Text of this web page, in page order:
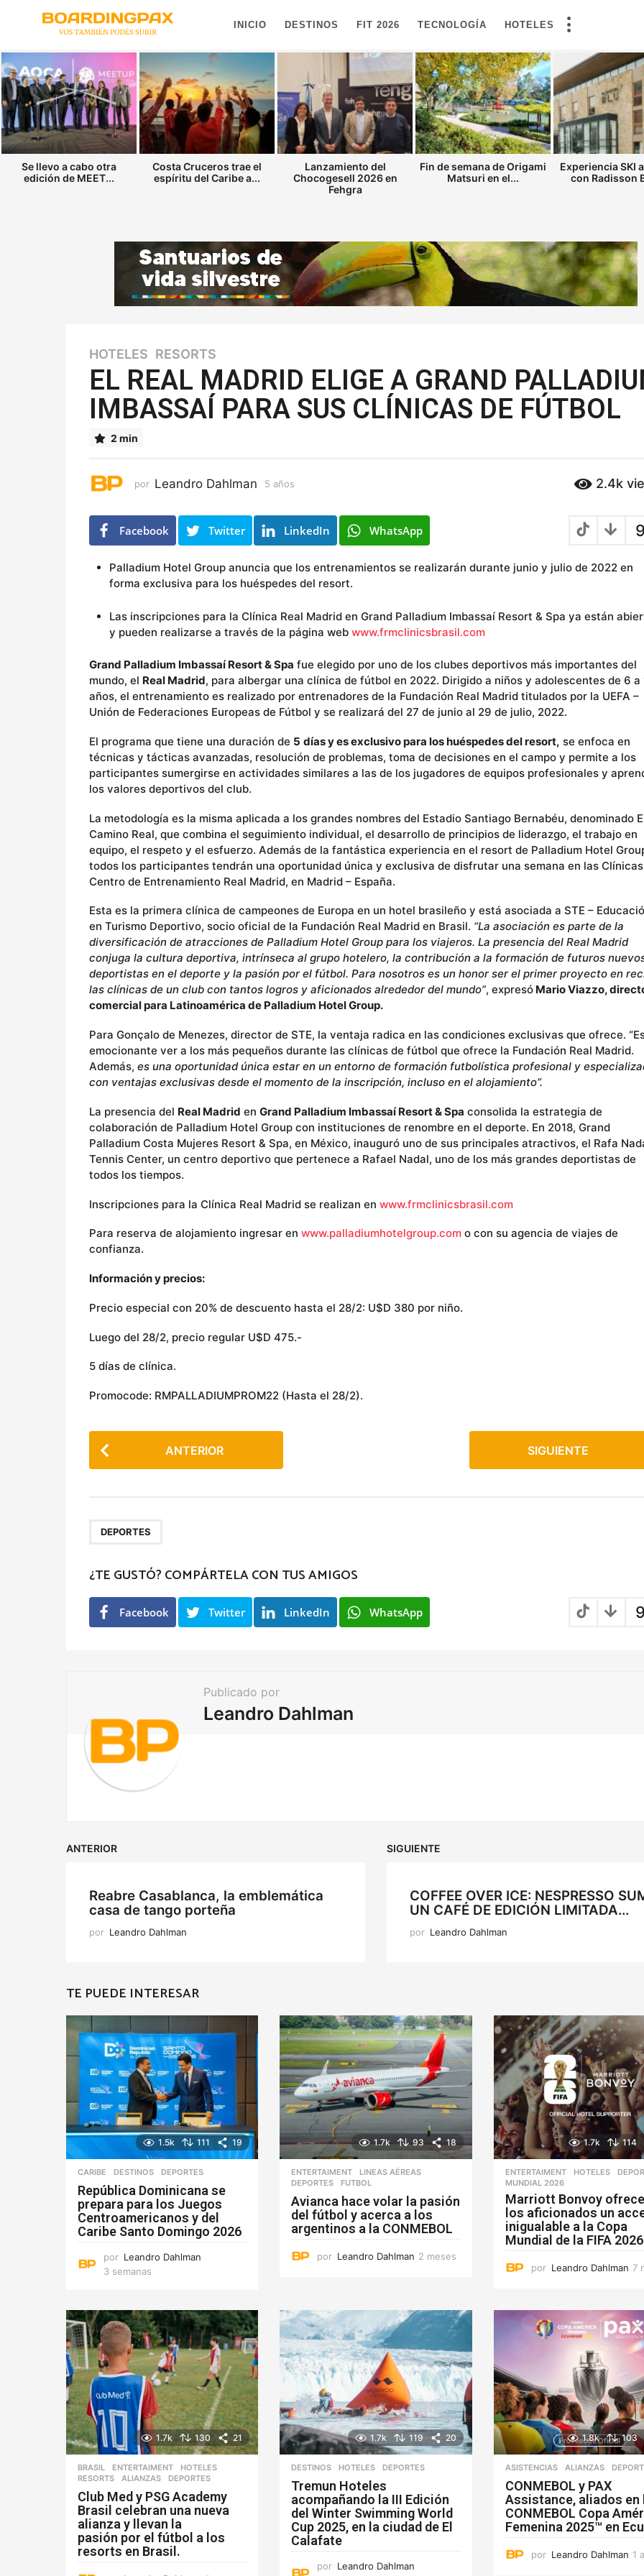
INICIO DESTINOS FIT 2026 TECNOLOGÍA HOTELES
Se llevo a cabo otra
edición de MEET...
Costa Cruceros trae el
espíritu del Caribe a...
Lanzamiento del
Chocogesell 2026 en
Fehgra
Fin de semana de Origami
Matsuri en el...
Experiencia SKI
con Radisson
5
a
ñ
o
s
5
o
HOTELES ,RESORTS
EL REAL MADRID ELIGE A GRAND
IMBASSAÍ PARA SUS CLÍNICAS DE FÚTBOL
2 min
por Leandro Dahlman 5 años
s
2.4k
Facebook Twitter LinkedIn WhatsApp
Palladium Hotel Group anuncia que los entrenamientos se realizarán durante junio y julio de 2022 en
forma exclusiva para los huéspedes del resort.
Las inscripciones para la Clínica Real Madrid en Grand Palladium Imbassaí Resort & Spa ya están
y pueden realizarse a través de la página webwww.frmclinicsbrasil.com
Grand Palladium Imbassaí Resort & Spa fue elegido por uno de los clubes deportivos más importantes del
mundo, el Real Madrid, para albergar una clínica de fútbol en 2022. Dirigido a niños y adolescentes de 6 a
años, el entrenamiento es realizado por entrenadores de la Fundación Real Madrid titulados por la UEFA –
Unión de Federaciones Europeas de Fútbol y se realizará del 27 de junio al 29 de julio, 2022.
El programa que tiene una duración de 5 días y es exclusivo para los huéspedes del resort, se enfoca en
técnicas y tácticas avanzadas, resolución de problemas, toma de decisiones en el campo y permite a los
participantes sumergirse en actividades similares a las de los jugadores de equipos profesionales y
los valores deportivos del club.
La metodología es la misma aplicada a los grandes nombres del Estadio Santiago Bernabéu, denominado
Camino Real, que combina el seguimiento individual, el desarrollo de principios de liderazgo, el trabajo en
equipo, el respeto y el esfuerzo. Además de la fantástica experiencia en el resort de Palladium Hotel
todos los participantes tendrán una oportunidad única y exclusiva de disfrutar una semana en las
Centro de Entrenamiento Real Madrid, en Madrid – España.
Esta es la primera clínica de campeones de Europa en un hotel brasileño y está asociada a STE –
en Turismo Deportivo, socio oficial de la Fundación Real Madrid en Brasil. “La asociación es parte de la
diversificación de atracciones de Palladium Hotel Group para los viajeros. La presencia del Real Madrid
conjuga la cultura deportiva, intrínseca al grupo hotelero, la contribución a la formación de futuros
deportistas en el deporte y la pasión por el fútbol. Para nosotros es un honor ser el primer proyecto en
las clínicas de un club con tantos logros y aficionados alrededor del mundo”, expresó Mario Viazzo,
comercial para Latinoamérica de Palladium Hotel Group.
Para Gonçalo de Menezes, director de STE, la ventaja radica en las condiciones exclusivas que ofrece.
emocionante ver a los más pequeños durante las clínicas de fútbol que ofrece la Fundación Real Madrid.
Además, es una oportunidad única estar en un entorno de formación futbolística profesional y
con ventajas exclusivas desde el momento de la inscripción, incluso en el alojamiento”.
La presencia del Real Madrid en Grand Palladium Imbassaí Resort & Spa consolida la estrategia de
colaboración de Palladium Hotel Group con instituciones de renombre en el deporte. En 2018, Grand
Palladium Costa Mujeres Resort & Spa, en México, inauguró uno de sus principales atractivos, el Rafa
Tennis Center, un centro deportivo que pertenece a Rafael Nadal, uno de los más grandes deportistas de
todos los tiempos.
Inscripciones para la Clínica Real Madrid se realizan en www.frmclinicsbrasil.com
Para reserva de alojamiento ingresar en www.palladiumhotelgroup.com o con su agencia de viajes de
confianza.
Información y precios:
Precio especial con 20% de descuento hasta el 28/2: U$D 380 por niño.
Luego del 28/2, precio regular U$D 475.-
5 días de clínica.
Promocode: RMPALLADIUMPROM22 (Hasta el 28/2).
P
o
P
g
i
n
a
n
ANTERIOR SIGUIENTE
DEPORTES
¿TE GUSTÓ? COMPÁRTELA CON TUS AMIGOS
Facebook Twitter LinkedIn WhatsApp
Publicado por
Leandro Dahlman
ANTERIOR
Reabre Casablanca, la emblemática
casa de tango porteña
por Leandro Dahlman
SIGUIENTE
COFFEE OVER ICE: NESPRESSO
UN CAFÉ DE EDICIÓN LIMITADA...
por Leandro Dahlman
TE PUEDE INTERESAR
1.5k 111 19
CARIBE ,DESTINOS DEPORTES
República Dominicana se
prepara para los Juegos
Centroamericanos y del
Caribe Santo Domingo 2026
por Leandro Dahlman
3 semanas
m
a
n
a
s
1.7k 93 18
ENTERTAIMENT ,LINEAS AÉREAS
DEPORTES
,FUTBOL
Avianca hace volar la pasión
del fútbol y acerca a los
argentinos a la CONMEBOL
por Leandro Dahlman 2 meses
e
s
1.7k 114
ENTERTAIMENT ,HOTELES
MUNDIAL 2026
Marriott Bonvoy
los aficionados un
inigualable a la Copa
Mundial de la FIFA
por Leandro Dahlman 7
1.7k 130 21
BRASIL ,ENTERTAIMENT ,HOTELES
RESORTS
ALIANZAS ,DEPORTES
Club Med y PSG Academy
Brasil celebran una nueva
alianza y llevan la
pasión por el fútbol a los
resorts en Brasil.
1.7k 119 20
DESTINOS ,HOTELES DEPORTES
Tremun Hoteles
acompañando la III Edición
del Winter Swimming World
Cup 2025, en la ciudad de El
Calafate
por Leandro Dahlman
1.8k 103
ASISTENCIAS ALIANZAS ,
CONMEBOL y PAX
Assistance, aliados en
CONMEBOL Copa
Femenina 2025™ en
por Leandro Dahlman 1